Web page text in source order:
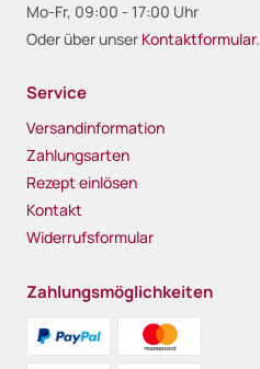
Mo-Fr, 09:00 - 17:00 Uhr
Oder über unser Kontaktformular.
Service
Versandinformation
Zahlungsarten
Rezept einlösen
Kontakt
Widerrufsformular
Zahlungsmöglichkeiten